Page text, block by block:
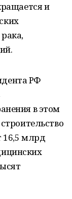
и
РФ
в этом
16,5 млрд